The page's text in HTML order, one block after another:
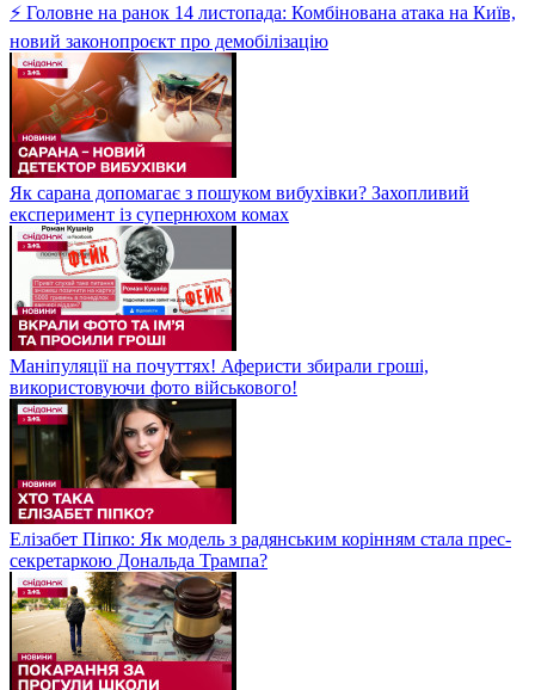
⚡ Головне на ранок 14 листопада: Комбінована атака на Київ,
новий законопроєкт про демобілізацію
Як сарана допомагає з пошуком вибухівки? Захопливий
експеримент із супернюхом комах
Маніпуляції на почуттях! Аферисти збирали гроші,
використовуючи фото військового!
Елізабет Піпко: Як модель з радянським корінням стала прес-
секретаркою Дональда Трампа?